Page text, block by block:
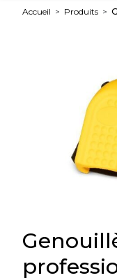
Accueil > Produits >